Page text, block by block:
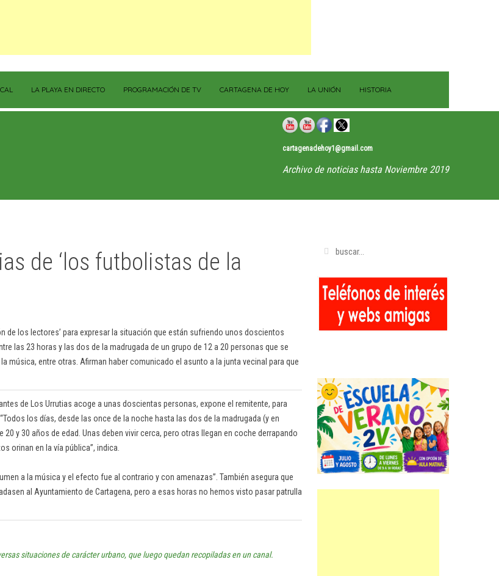
LA PLAYA EN DIRECTO PROGRAMACIÓN DE TV CARTAGENA DE HOY LA UNIÓN HISTORIA
cartagenadehoy1@gmail.com
Archivo de noticias hasta Noviembre 2019
de ‘los futbolistas de la
de los lectores’ para expresar la situación que están sufriendo unos doscientos
las 23 horas y las dos de la madrugada de un grupo de 12 a 20 personas que se
música, entre otras. Afirman haber comunicado el asunto a la junta vecinal para que
de Los Urrutias acoge a unas doscientas personas, expone el remitente, para
los días, desde las once de la noche hasta las dos de la madrugada (y en
y 30 años de edad. Unas deben vivir cerca, pero otras llegan en coche derrapando
orinan en la vía pública”, indica.
a la música y el efecto fue al contrario y con amenazas”. También asegura que
al Ayuntamiento de Cartagena, pero a esas horas no hemos visto pasar patrulla
situaciones de carácter urbano, que luego quedan recopiladas en un canal.